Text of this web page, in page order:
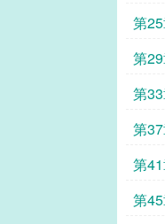
第
追捕
第
第
第
第
第